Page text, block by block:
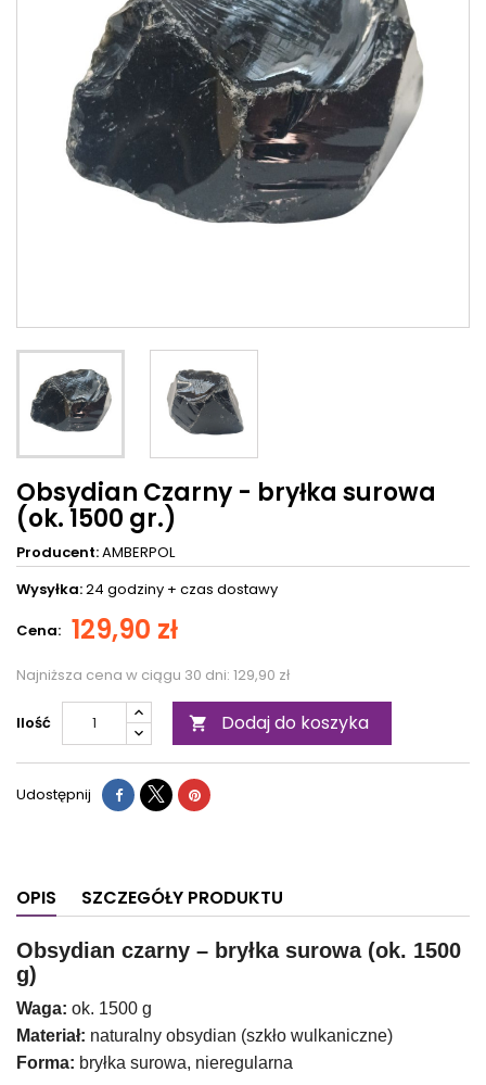
Obsydian Czarny - bryłka surowa
(ok. 1500 gr.)
Producent:AMBERPOL
Wysyłka:24 godziny + czas dostawy
Cena: 129,90 zł
Najniższa cena w ciągu 30 dni: 129,90 zł
Ilość  Dodaj do koszyka
Udostępnij
OPIS SZCZEGÓŁY PRODUKTU
Obsydian czarny – bryłka surowa (ok. 1500
g)
Waga: ok. 1500 g
Materiał: naturalny obsydian (szkło wulkaniczne)
Forma: bryłka surowa, nieregularna